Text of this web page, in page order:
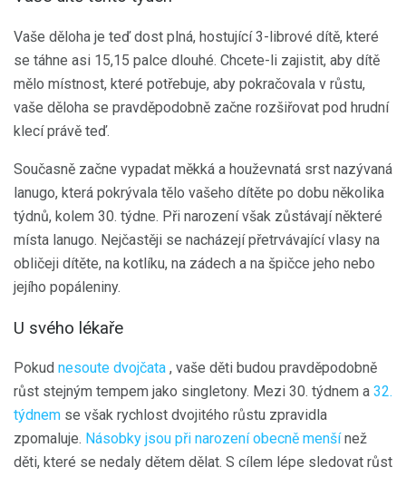
Vaše děloha je teď dost plná, hostující 3-librové dítě, které
se táhne asi 15,15 palce dlouhé. Chcete-li zajistit, aby dítě
mělo místnost, které potřebuje, aby pokračovala v růstu,
vaše děloha se pravděpodobně začne rozšiřovat pod hrudní
klecí právě teď.
Současně začne vypadat měkká a houževnatá srst nazývaná
lanugo, která pokrývala tělo vašeho dítěte po dobu několika
týdnů, kolem 30. týdne. Při narození však zůstávají některé
místa lanugo. Nejčastěji se nacházejí přetrvávající vlasy na
obličeji dítěte, na kotlíku, na zádech a na špičce jeho nebo
jejího popáleniny.
U svého lékaře
Pokud nesoute dvojčata , vaše děti budou pravděpodobně
růst stejným tempem jako singletony. Mezi 30. týdnem a 32.
týdnem se však rychlost dvojitého růstu zpravidla
zpomaluje. Násobky jsou při narození obecně menšínež
děti, které se nedaly dětem dělat. S cílem lépe sledovat růst